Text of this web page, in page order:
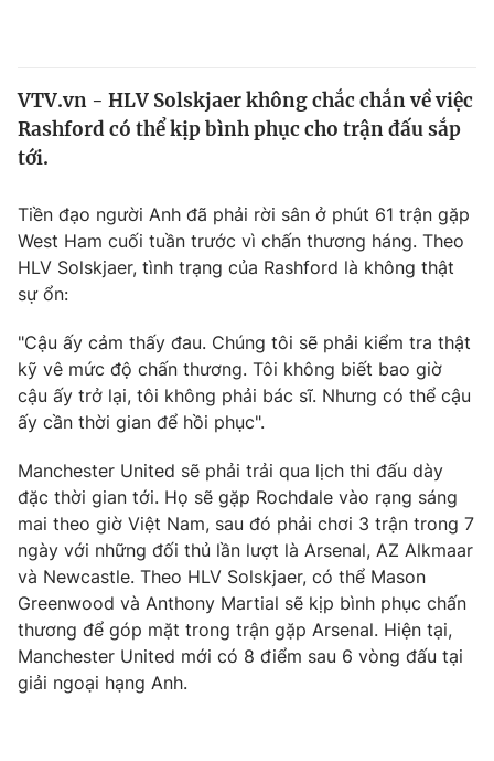
Thế giới
Thế giới đó đây
Câu chuyện quốc tế
Kinh tế
Tài chính
Thị trường
Góc doanh nghiệp
Dữ liệu và đời sống
Truyền hình
Phim VTV
Hậu trường
Nhân vật
Khán giả
Giải sao mai
Giải trí
Âm nhạc
Sao
Đời sống
Du lịch
Làm đẹp
Chất lượng cuộc sống
Giáo dục
Tuyển sinh
Học trực tuyến
Công nghệ
Hitech Công nghệ tương lai
Sản phẩm
Giao lưu trực tuyến
VTV.vn - HLV Solskjaer không chắc chắn về việc
Rashford có thể kịp bình phục cho trận đấu sắp
tới.
Tiền đạo người Anh đã phải rời sân ở phút 61 trận gặp
West Ham cuối tuần trước vì chấn thương háng. Theo
HLV Solskjaer, tình trạng của Rashford là không thật
sự ổn:
"Cậu ấy cảm thấy đau. Chúng tôi sẽ phải kiểm tra thật
kỹ vê mức độ chấn thương. Tôi không biết bao giờ
cậu ấy trở lại, tôi không phải bác sĩ. Nhưng có thể cậu
ấy cần thời gian để hồi phục".
Manchester United sẽ phải trải qua lịch thi đấu dày
đặc thời gian tới. Họ sẽ gặp Rochdale vào rạng sáng
mai theo giờ Việt Nam, sau đó phải chơi 3 trận trong 7
ngày với những đối thủ lần lượt là Arsenal, AZ Alkmaar
và Newcastle. Theo HLV Solskjaer, có thể Mason
Greenwood và Anthony Martial sẽ kịp bình phục chấn
thương để góp mặt trong trận gặp Arsenal. Hiện tại,
Manchester United mới có 8 điểm sau 6 vòng đấu tại
giải ngoại hạng Anh.